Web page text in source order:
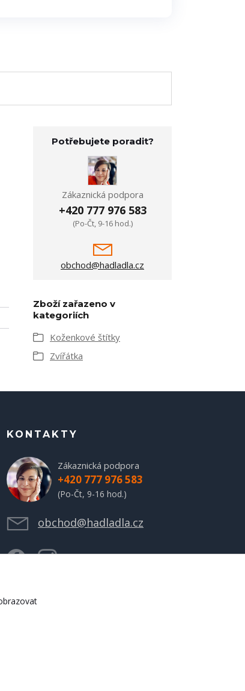
Potřebujete poradit?
Zákaznická podpora
+420 777 976 583
(Po-Čt, 9-16 hod.)
obchod@hadladla.cz
Zboží zařazeno v
kategoriích
Koženkové štítky
Zvířátka
KONTAKTY
Zákaznická podpora
+420 777 976 583
(Po-Čt, 9-16 hod.)
obchod@hadladla.cz